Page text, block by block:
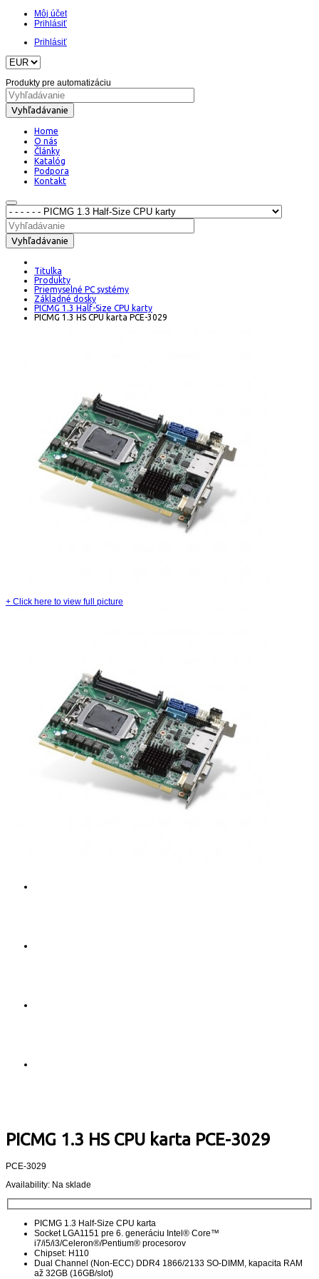
Môj účet
Prihlásiť
Prihlásiť
Produkty pre automatizáciu
Vyhľadávanie
Home
O nás
Články
Katalóg
Podpora
Kontakt
Vyhľadávanie
Titulka
Produkty
Priemyselné PC systémy
Základné dosky
PICMG 1.3 Half-Size CPU karty
PICMG 1.3 HS CPU karta PCE-3029
+ Click here to view full picture
PICMG 1.3 HS CPU karta PCE-3029
PCE-3029
Availability: Na sklade
PICMG 1.3 Half-Size CPU karta
Socket LGA1151 pre 6. generáciu Intel® Core™
i7/i5/i3/Celeron®/Pentium® procesorov
Chipset: H110
Dual Channel (Non-ECC) DDR4 1866/2133 SO-DIMM, kapacita RAM
až 32GB (16GB/slot)